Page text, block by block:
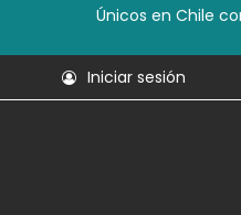
Únicos en Chile
Iniciar sesión